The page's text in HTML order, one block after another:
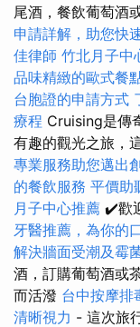
尾酒，餐飲葡萄酒
申請詳解，助您快
佳律師 竹北月子中
品味精緻的歐式餐
台胞證的申請方式
療程 Cruising是傳
有趣的觀光之旅，
專業服務助您邁出
的餐飲服務 平價助
月子中心推薦 ✔️歡
牙醫推薦，為你的
解決牆面受潮及霉
酒，訂購葡萄酒或
而活潑 台中按摩排
清晰視力 - 這次旅